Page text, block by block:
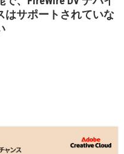
はサポートされていな